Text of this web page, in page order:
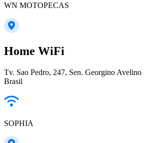
WN MOTOPECAS
Home WiFi
Tv. Sao Pedro, 247, Sen. Georgino
Brasil
SOPHIA